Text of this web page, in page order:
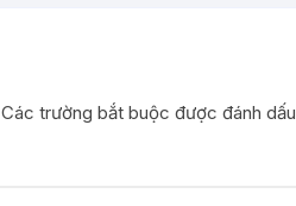
Các trường bắt buộc được đánh dấu